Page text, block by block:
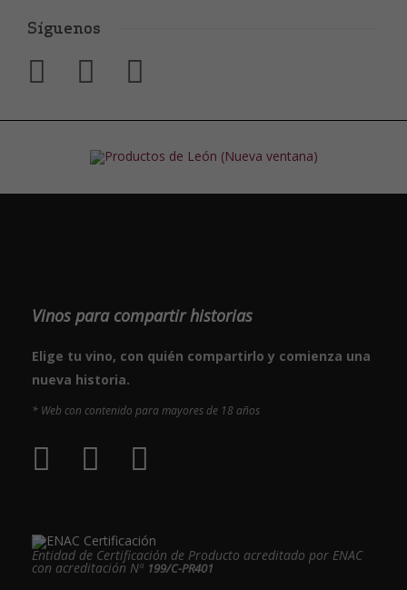
Síguenos
Vinos para compartir historias
Elige tu vino, con quién compartirlo y comienza una
nueva historia.
* Web con contenido para mayores de 18 años
Entidad de Certificación de Producto acreditado por ENAC
con acreditación Nº 199/C-PR401